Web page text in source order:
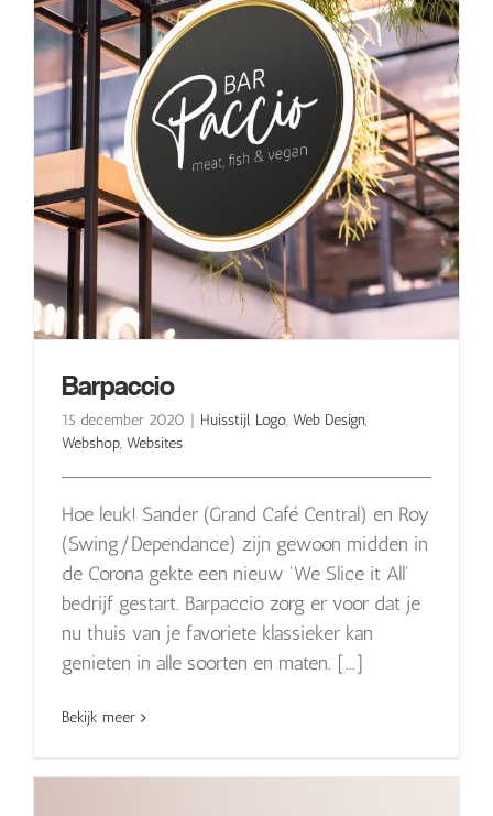
Barpaccio
15 december 2020 | Huisstijl, Logo, Web Design,
Webshop, Websites
Hoe leuk! Sander (Grand Café Central) en Roy
(Swing/Dependance) zijn gewoon midden in
de Corona gekte een nieuw 'We Slice it All'
bedrijf gestart. Barpaccio zorg er voor dat je
nu thuis van je favoriete klassieker kan
genieten in alle soorten en maten. [...]
Bekijk meer